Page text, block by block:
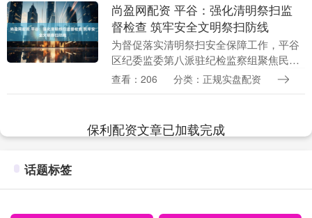
尚盈网配资 平谷：强化清明祭扫监
督检查 筑牢安全文明祭扫防线
为督促落实清明祭扫安全保障工作，平谷
区纪委监委第八派驻纪检监察组聚焦民政
系统服务保障、安全管理等关键环节，靠
查看：206 分类：正规实盘配资
保利配资文章已加载完成
话题标签